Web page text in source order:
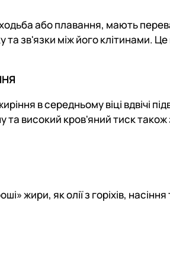
або плавання, мають
зв'язки між його клітинами.
в середньому віці вдвічі
та високий кров'яний тиск також
жири, як олії з горіхів,